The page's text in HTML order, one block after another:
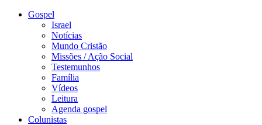
Gospel
Israel
Notícias
Mundo Cristão
Missões / Ação Social
Testemunhos
Família
Vídeos
Leitura
Agenda gospel
Colunistas